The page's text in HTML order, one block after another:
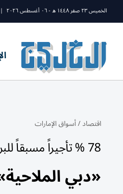
الخميس ٢٣ صفر ١٤٤٨ ه - ٠٦ أغسطس ٢٠٢٦ |
اقتصاد/أسواق الإمارات
78 % تأجيراً مسبقاً للبرج التجاري قبل افتتاحه
«دبي الملاحية» تُدشّن